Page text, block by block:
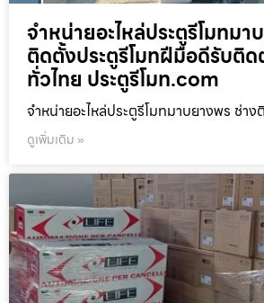
จำหน่ายอะไหล่ประตูรีโมทมา
ติดตั้งประตูรีโมทฝีมือดีรับติด
ทั่วไทย ประตูรีโมท.com
จำหน่ายอะไหล่ประตูรีโมทมาบยางพร ช่า
ดูเพิ่มเติม »